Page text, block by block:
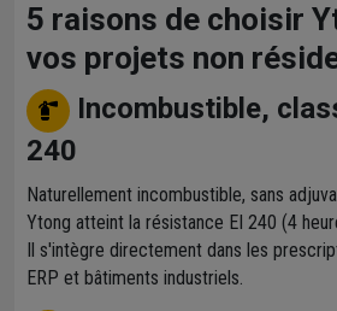
5 raisons de choisir
vos projets non
Incombustible,
240
Naturellement incombustible, sans
Ytong atteint la résistance EI 240 (4
Il s'intègre directement dans les
ERP et bâtiments industriels.